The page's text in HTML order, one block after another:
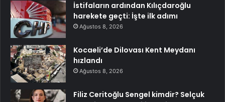
İstifaların ardından Kılıçdaroğlu
harekete geçti: İşte ilk adımı
Ağustos 8, 2026
Kocaeli’de Dilovası Kent Meydanı
hızlandı
Ağustos 8, 2026
Filiz Ceritoğlu Sengel kimdir? Selçuk